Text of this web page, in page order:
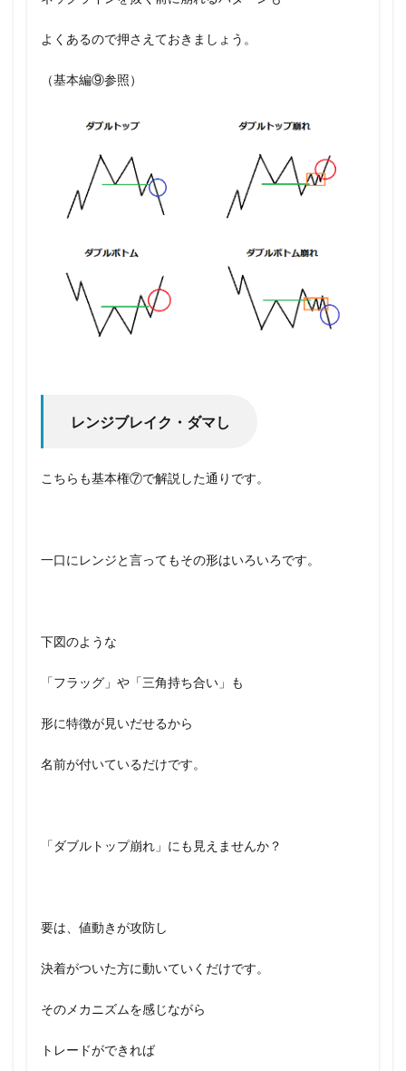
よくあるので押さえておきましょう。
（基本編⑨参照）
レンジブレイク・ダマし
こちらも基本権⑦で解説した通りです。
一口にレンジと言ってもその形はいろいろです。
下図のような
「フラッグ」や「三角持ち合い」も
形に特徴が見いだせるから
名前が付いているだけです。
「ダブルトップ崩れ」にも見えませんか？
要は、値動きが攻防し
決着がついた方に動いていくだけです。
そのメカニズムを感じながら
トレードができれば